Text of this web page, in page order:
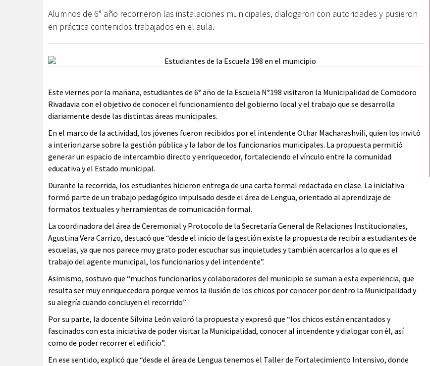
Alumnos de 6° año recorrieron las instalaciones municipales, dialogaron con autoridades y pusieron
en práctica contenidos trabajados en el aula.
Este viernes por la mañana, estudiantes de 6° año de la Escuela N°198 visitaron la Municipalidad de Comodoro
Rivadavia con el objetivo de conocer el funcionamiento del gobierno local y el trabajo que se desarrolla
diariamente desde las distintas áreas municipales.
En el marco de la actividad, los jóvenes fueron recibidos por el intendente Othar Macharashvili, quien los invitó
a interiorizarse sobre la gestión pública y la labor de los funcionarios municipales. La propuesta permitió
generar un espacio de intercambio directo y enriquecedor, fortaleciendo el vínculo entre la comunidad
educativa y el Estado municipal.
Durante la recorrida, los estudiantes hicieron entrega de una carta formal redactada en clase. La iniciativa
formó parte de un trabajo pedagógico impulsado desde el área de Lengua, orientado al aprendizaje de
formatos textuales y herramientas de comunicación formal.
La coordinadora del área de Ceremonial y Protocolo de la Secretaría General de Relaciones Institucionales,
Agustina Vera Carrizo, destacó que “desde el inicio de la gestión existe la propuesta de recibir a estudiantes de
escuelas, ya que nos parece muy grato poder escuchar sus inquietudes y también acercarlos a lo que es el
trabajo del agente municipal, los funcionarios y del intendente”.
Asimismo, sostuvo que “muchos funcionarios y colaboradores del municipio se suman a esta experiencia, que
resulta ser muy enriquecedora porque vemos la ilusión de los chicos por conocer por dentro la Municipalidad y
su alegría cuando concluyen el recorrido”.
Por su parte, la docente Silvina León valoró la propuesta y expresó que “los chicos están encantados y
fascinados con esta iniciativa de poder visitar la Municipalidad, conocer al intendente y dialogar con él, así
como de poder recorrer el edificio”.
En ese sentido, explicó que “desde el área de Lengua tenemos el Taller de Fortalecimiento Intensivo, donde